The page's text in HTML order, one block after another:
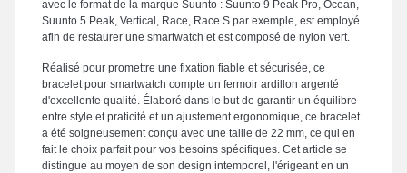
avec le format de la marque Suunto : Suunto 9 Peak Pro, Ocean,
Suunto 5 Peak, Vertical, Race, Race S par exemple, est employé
afin de restaurer une smartwatch et est composé de nylon vert.
Réalisé pour promettre une fixation fiable et sécurisée, ce
bracelet pour smartwatch compte un fermoir ardillon argenté
d'excellente qualité. Élaboré dans le but de garantir un équilibre
entre style et praticité et un ajustement ergonomique, ce bracelet
a été soigneusement conçu avec une taille de 22 mm, ce qui en
fait le choix parfait pour vos besoins spécifiques. Cet article se
distingue au moyen de son design intemporel, l'érigeant en un